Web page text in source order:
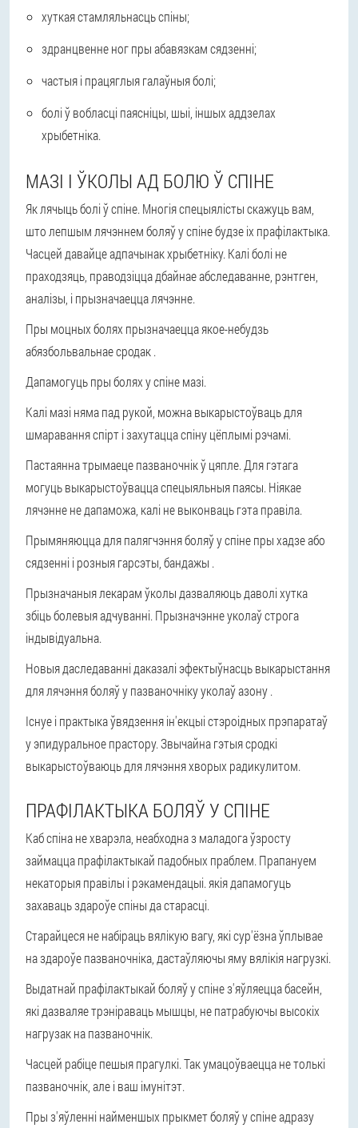
хуткая стамляльнасць спіны;
здранцвенне ног пры абавязкам сядзенні;
частыя і працяглыя галаўныя болі;
болі ў вобласці паясніцы, шыі, іншых аддзелах
хрыбетніка.
МАЗІ І ЎКОЛЫ АД БОЛЮ Ў СПІНЕ
Як лячыць болі ў спіне. Многія спецыялісты скажуць вам,
што лепшым лячэннем боляў у спіне будзе іх прафілактыка.
Часцей давайце адпачынак хрыбетніку. Калі болі не
праходзяць, праводзіцца дбайнае абследаванне, рэнтген,
аналізы, і прызначаецца лячэнне.
Пры моцных болях прызначаецца якое-небудзь
абязбольвальнае сродак .
Дапамогуць пры болях у спіне мазі.
Калі мазі няма пад рукой, можна выкарыстоўваць для
шмаравання спірт і захутацца спіну цёплымі рэчамі.
Пастаянна трымаеце пазваночнік ў цяпле. Для гэтага
могуць выкарыстоўвацца спецыяльныя паясы. Ніякае
лячэнне не дапаможа, калі не выконваць гэта правіла.
Прымяняюцца для палягчэння боляў у спіне пры хадзе або
сядзенні і розныя гарсэты, бандажы .
Прызначаныя лекарам ўколы дазваляюць даволі хутка
збіць болевыя адчуванні. Прызначэнне уколаў строга
індывідуальна.
Новыя даследаванні даказалі эфектыўнасць выкарыстання
для лячэння боляў у пазваночніку уколаў азону .
Існуе і практыка ўвядзення ін'екцыі стэроідных прэпаратаў
у эпидуральное прастору. Звычайна гэтыя сродкі
выкарыстоўваюць для лячэння хворых радикулитом.
ПРАФІЛАКТЫКА БОЛЯЎ У СПІНЕ
Каб спіна не хварэла, неабходна з маладога ўзросту
займацца прафілактыкай падобных праблем. Прапануем
некаторыяправілы і рэкамендацыі. якія дапамогуць
захаваць здароўе спіны да старасці.
Старайцеся не набіраць вялікую вагу, які сур'ёзна ўплывае
на здароўе пазваночніка, дастаўляючы яму вялікія нагрузкі.
Выдатнай прафілактыкай боляў у спіне з'яўляецца басейн,
які дазваляе трэніраваць мышцы, не патрабуючы высокіх
нагрузак на пазваночнік.
Часцей рабіце пешыя прагулкі. Так умацоўваецца не толькі
пазваночнік, але і ваш імунітэт.
Пры з'яўленні найменшых прыкмет боляў у спіне адразу